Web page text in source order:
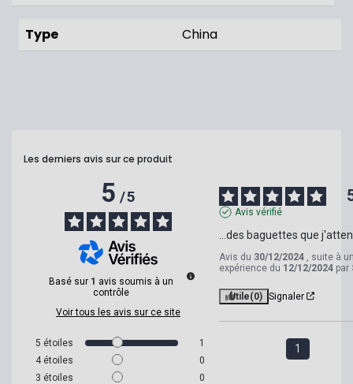
Type China
Les derniers avis sur ce produit
5/5
Basé sur 1 avis soumis à un
contrôle
Voir tous les avis sur ce site
5 étoiles
1
4 étoiles
0
3 étoiles
0
Avis vérifié
...des baguettes que
Avis du 30/12/2024 , suite à
expérience du 12/12/2024 par
Utile(0) Signaler
1